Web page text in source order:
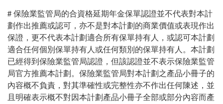
# 保險業監管局的合資格延期年金保單認證並不代表對本計
劃作出推薦或認可，亦不是對本計劃的商業價值或表現作出
保證，更不代表本計劃適合所有保單持有人，或認可本計劃
適合任何個別保單持有人或任何類別的保單持有人。本計劃
已經得到保險業監管局認證，但該認證並不表示保險業監管
局官方推薦本計劃。保險業監管局對本計劃之產品小冊子的
內容概不負責，對其準確性或完整性亦不作出任何陳述，並
且明確表示概不對因本計劃產品小冊子全部或部分內容而產